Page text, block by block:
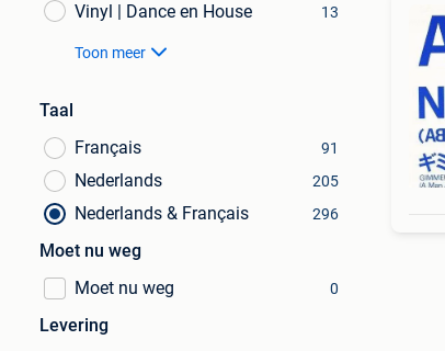
Vinyl | Dance en House 13
Toon meer
Taal
Français
91
Nederlands 205
Nederlands & Français 296
Moet nu weg
Moet nu weg
0
Levering